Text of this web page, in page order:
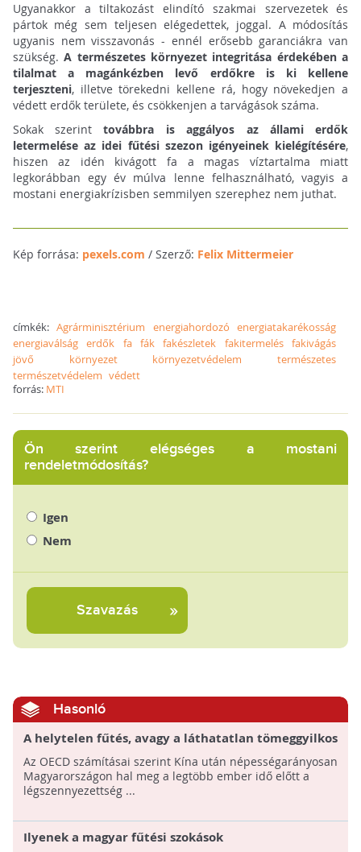
Ugyanakkor a tiltakozást elindító szakmai szervezetek és
pártok még sem teljesen elégedettek, joggal. A módosítás
ugyanis nem visszavonás - ennél erősebb garanciákra van
szükség.A természetes környezet integritása érdekében a
tilalmat a magánkézben levő erdőkre is ki kellene
terjeszteni, illetve törekedni kellene rá, hogy növekedjen a
védett erdők területe, és csökkenjen a tarvágások száma.
Sokak szerinttovábbra is aggályos az állami erdők
letermelése az idei fűtési szezon igényeinek kielégítésére,
hiszen az idén kivágott fa a magas víztartalma miatt
legkorábban egy év múlva lenne felhasználható, vagyis a
mostani energiakrízisben semmilyen szerephez nem juthat.
Kép forrása: pexels.com / Szerző: Felix Mittermeier
címkék: Agrárminisztérium energiahordozó energiatakarékosság
energiaválság erdők fa fák fakészletek fakitermelés fakivágás
jövő
környezet környezetvédelem
természetes
természetvédelem védett
forrás: MTI
Ön szerint elégséges a mostani
rendeletmódosítás?
Igen
Nem
Szavazás
Hasonló
A helytelen fűtés, avagy a láthatatlan tömeggyilkos
Az OECD számításai szerint Kína után népességarányosan
Magyarországon hal meg a legtöbb ember idő előtt a
légszennyezettség ...
Ilyenek a magyar fűtési szokások